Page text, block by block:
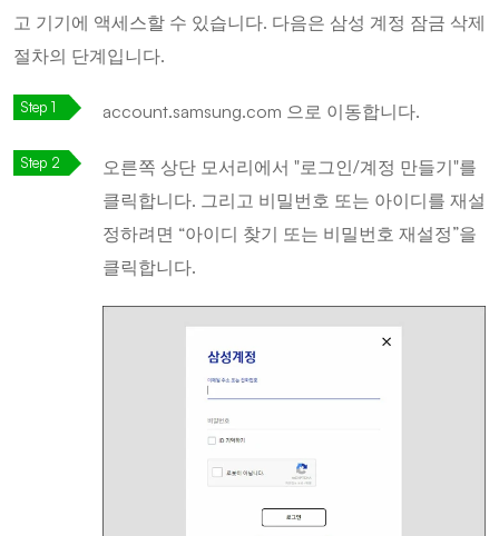
고 기기에 액세스할 수 있습니다. 다음은 삼성 계정 잠금 삭제
절차의 단계입니다.
account.samsung.com 으로 이동합니다.
오른쪽 상단 모서리에서 "로그인/계정 만들기"를
클릭합니다. 그리고 비밀번호 또는 아이디를 재설
정하려면 “아이디 찾기 또는 비밀번호 재설정”을
클릭합니다.